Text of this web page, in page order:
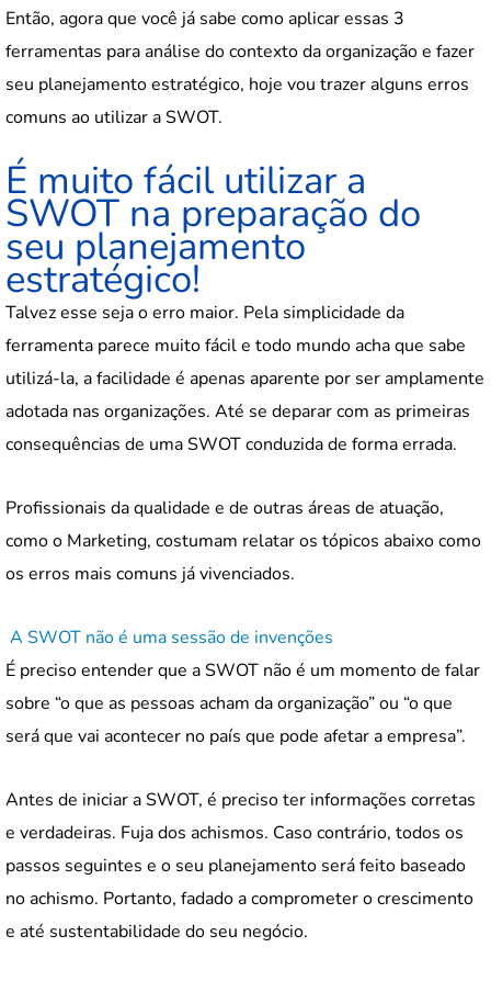
Então, agora que você já sabe como aplicar essas 3
ferramentas para análise do contexto da organização e fazer
seu planejamento estratégico, hoje vou trazer alguns erros
comuns ao utilizar a SWOT.
É muito fácil utilizar a
SWOT na preparação do
seu planejamento
estratégico!
Talvez esse seja o erro maior. Pela simplicidade da
ferramenta parece muito fácil e todo mundo acha que sabe
utilizá-la, a facilidade é apenas aparente por ser amplamente
adotada nas organizações. Até se deparar com as primeiras
consequências de uma SWOT conduzida de forma errada.
Profissionais da qualidade e de outras áreas de atuação,
como o Marketing, costumam relatar os tópicos abaixo como
os erros mais comuns já vivenciados.
A SWOT não é uma sessão de invenções
É preciso entender que a SWOT não é um momento de falar
sobre “o que as pessoas acham da organização” ou “o que
será que vai acontecer no país que pode afetar a empresa”.
Antes de iniciar a SWOT, é preciso ter informações corretas
e verdadeiras. Fuja dos achismos. Caso contrário, todos os
passos seguintes e o seu planejamento será feito baseado
no achismo. Portanto, fadado a comprometer o crescimento
e até sustentabilidade do seu negócio.